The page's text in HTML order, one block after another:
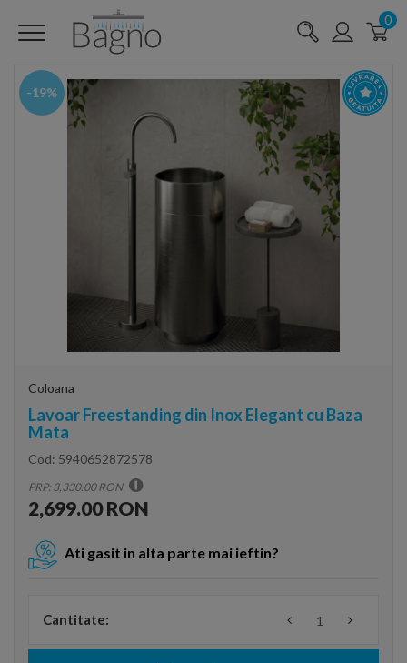
0
-19%
Coloana
Lavoar Freestanding din Inox Elegant cu Baza
Mata
Cod: 5940652872578
PRP: 3,330.00 RON
2,699.00 RON
Ati gasit in alta parte mai ieftin?
Cantitate: